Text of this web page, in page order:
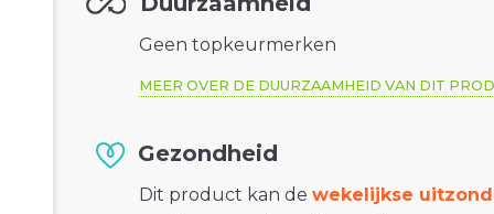
Geen topkeurmerken
MEER OVER DE DUURZAAMHEID VAN DIT
Gezondheid
Dit product kan dewekelijkse